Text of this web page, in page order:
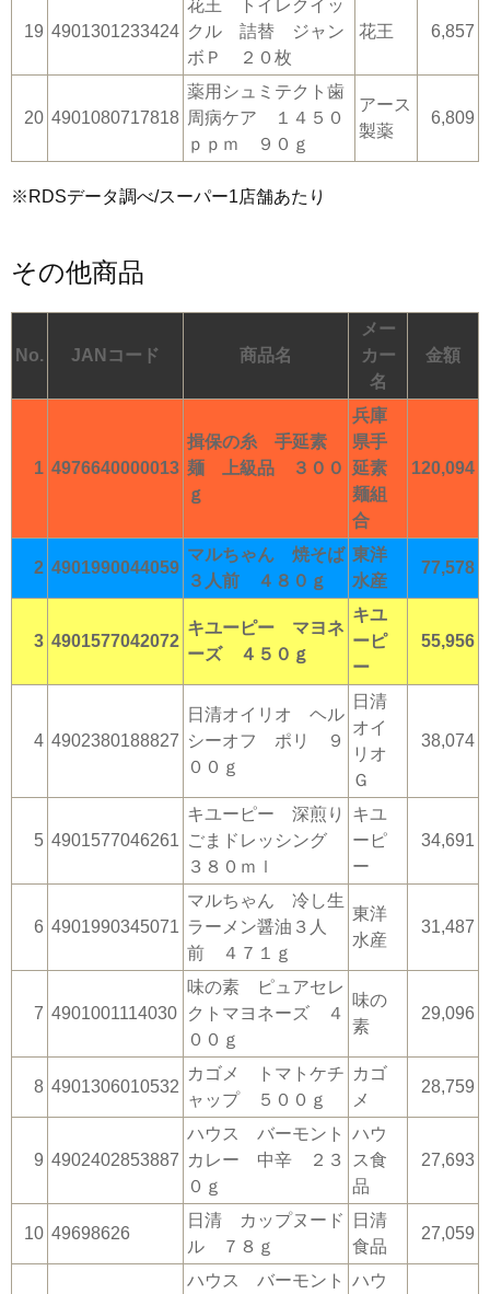
19 4901301233424
花王 トイレクイッ
クル 詰替 ジャン
ボＰ ２０枚
花王 6,857
20 4901080717818
薬用シュミテクト歯
周病ケア １４５０
ｐｐｍ ９０ｇ
アース
製薬
6,809
※RDSデータ調べ/スーパー1店舗あたり
その他商品
No. JANコード 商品名
メー
カー
名
金額
1 4976640000013
揖保の糸 手延素
麺 上級品 ３００
ｇ
兵庫
県手
延素
麺組
合
120,094
2 4901990044059
マルちゃん 焼そば
３人前 ４８０ｇ
東洋
水産
77,578
3 4901577042072
キユーピー マヨネ
ーズ ４５０ｇ
キユ
ーピ
ー
55,956
4 4902380188827
日清オイリオ ヘル
シーオフ ポリ ９
００ｇ
日清
オイ
リオ
Ｇ
38,074
5 4901577046261
キユーピー 深煎り
ごまドレッシング
３８０ｍｌ
キユ
ーピ
ー
34,691
6 4901990345071
マルちゃん 冷し生
ラーメン醤油３人
前 ４７１ｇ
東洋
水産
31,487
7 4901001114030
味の素 ピュアセレ
クトマヨネーズ ４
００ｇ
味の
素
29,096
8 4901306010532
カゴメ トマトケチ
ャップ ５００ｇ
カゴ
メ
28,759
9 4902402853887
ハウス バーモント
カレー 中辛 ２３
０ｇ
ハウ
ス食
品
27,693
10 49698626
日清 カップヌード
ル ７８ｇ
日清
食品
27,059
ハウス バーモント
ハウ